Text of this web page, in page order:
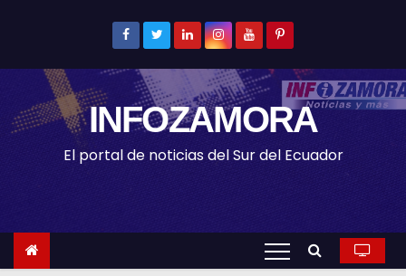
t
e
INFOZAMORA
El portal de noticias del Sur del Ecuador